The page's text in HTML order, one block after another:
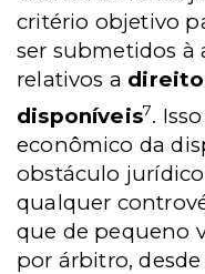
critério objetivo
ser submetidos
relativos a
disponíveis7.
econômico da
obstáculo
qualquer
que de pequeno
por árbitro,